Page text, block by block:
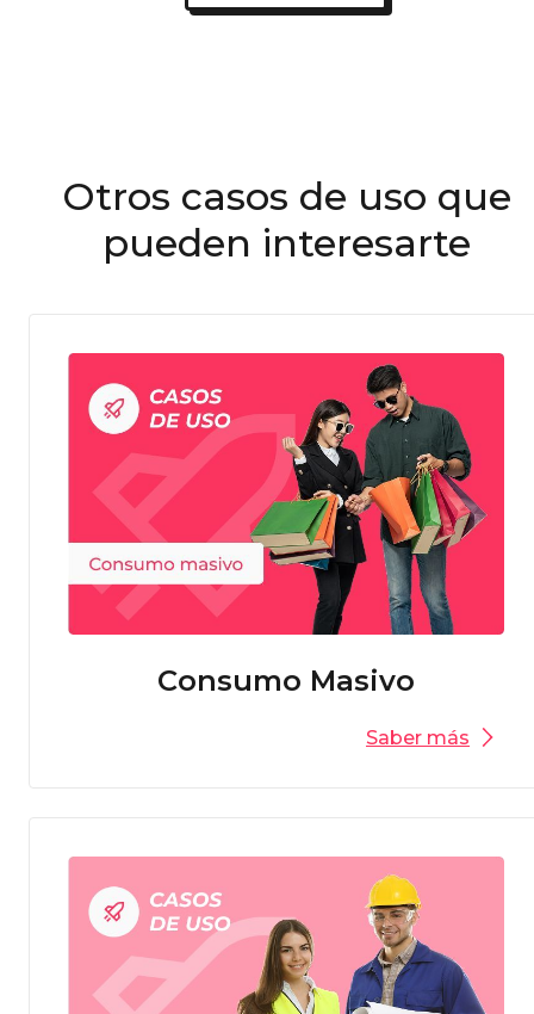
Otros casos de uso que
pueden interesarte
Consumo Masivo
Saber más